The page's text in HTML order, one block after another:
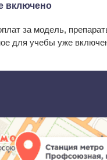
включено
за модель,
для учебы уже